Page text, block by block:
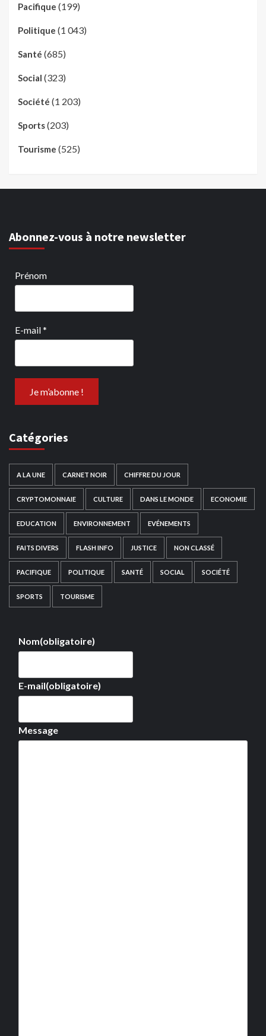
Pacifique (199)
Politique (1 043)
Santé (685)
Social (323)
Société (1 203)
Sports(203)
Tourisme (525)
Abonnez-vous à notre newsletter
Prénom
E-mail*
Catégories
A LA UNE CARNET NOIR CHIFFRE DU JOUR
CRYPTOMONNAIE CULTURE DANS LE MONDE ECONOMIE
EDUCATION ENVIRONNEMENT EVÉNEMENTS
FAITS DIVERS FLASH INFO JUSTICE NON CLASSÉ
PACIFIQUE POLITIQUE SANTÉ SOCIAL SOCIÉTÉ
SPORTS TOURISME
Nom(obligatoire)
E-mail(obligatoire)
Message